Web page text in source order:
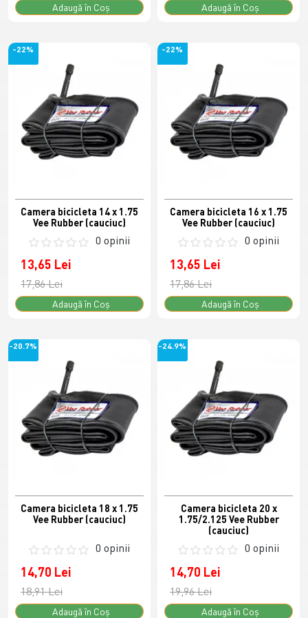
Adaugă în Coş Adaugă în Coş
-22%
Camera bicicleta 14 x 1.75
Vee Rubber (cauciuc)
0 opinii
13,65 Lei
17,86 Lei
Adaugă în Coş
-22%
Camera bicicleta 16 x 1.75
Vee Rubber (cauciuc)
0 opinii
13,65 Lei
17,86 Lei
Adaugă în Coş
-20.7%
Camera bicicleta 18 x 1.75
Vee Rubber (cauciuc)
0 opinii
14,70 Lei
18,91 Lei
Adaugă în Coş
-24.9%
Camera bicicleta 20 x
1.75/2.125 Vee Rubber
(cauciuc)
0 opinii
14,70 Lei
19,96 Lei
Adaugă în Coş